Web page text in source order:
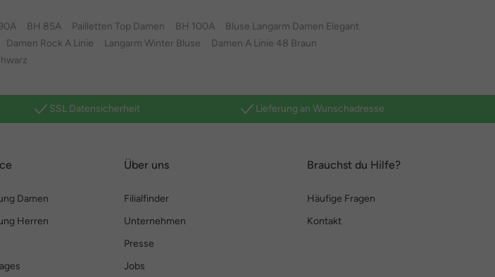
BH 85A Pailletten Top Damen BH 100A
Bluse Langarm Damen Elegant
Damen Rock A Linie Langarm Winter Bluse
Damen A Linie 48 Braun
SSL Datensicherheit Lieferung an Wunschadresse
Damen
Herren
Über uns
Filialfinder
Unternehmen
Presse
Jobs
Brauchst du Hilfe?
Häufige Fragen
Kontakt